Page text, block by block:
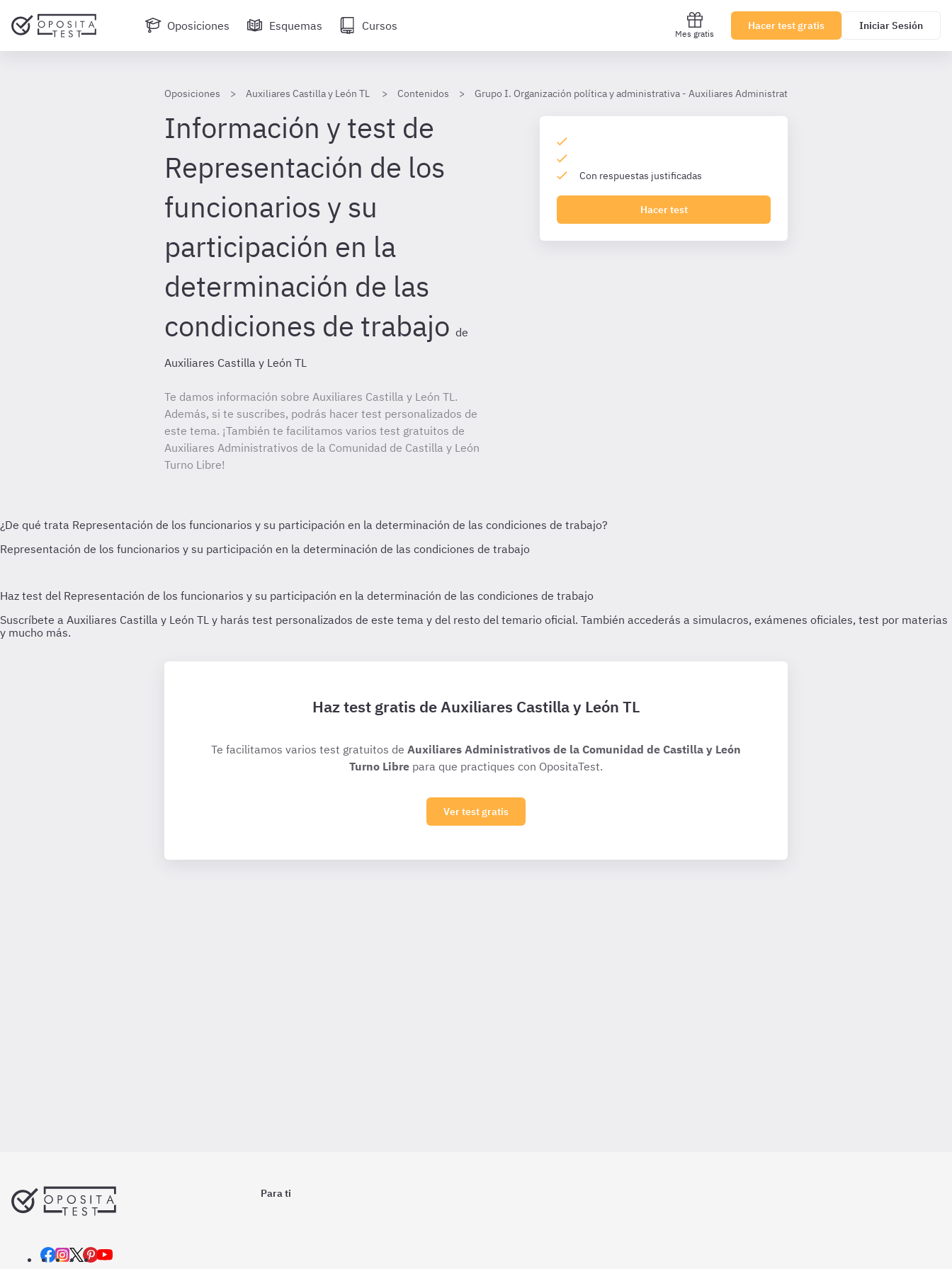
Oposiciones Esquemas Cursos
Mes gratis
Hacer test gratis Iniciar Sesión
Oposiciones Auxiliares Castilla y León TL Contenidos Grupo I. Organización política y administrativa - Auxiliares Administrativos Castilla y León
Información y test de
Representación de los
funcionarios y su
participación en la
determinación de las
condiciones de trabajo de
Auxiliares Castilla y León TL
Te damos información sobre Auxiliares Castilla y León TL.
Además, si te suscribes, podrás hacer test personalizados de
este tema. ¡También te facilitamos varios test gratuitos de
Auxiliares Administrativos de la Comunidad de Castilla y León
Turno Libre!
Con respuestas justificadas
Hacer test
Haz test gratis de Auxiliares Castilla y León TL
Te facilitamos varios test gratuitos de Auxiliares Administrativos de la Comunidad de Castilla y León
Turno Libre para que practiques con OpositaTest.
Ver test gratis
Para ti